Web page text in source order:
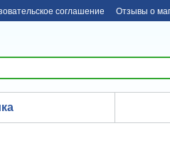
соглашение Отзывы о